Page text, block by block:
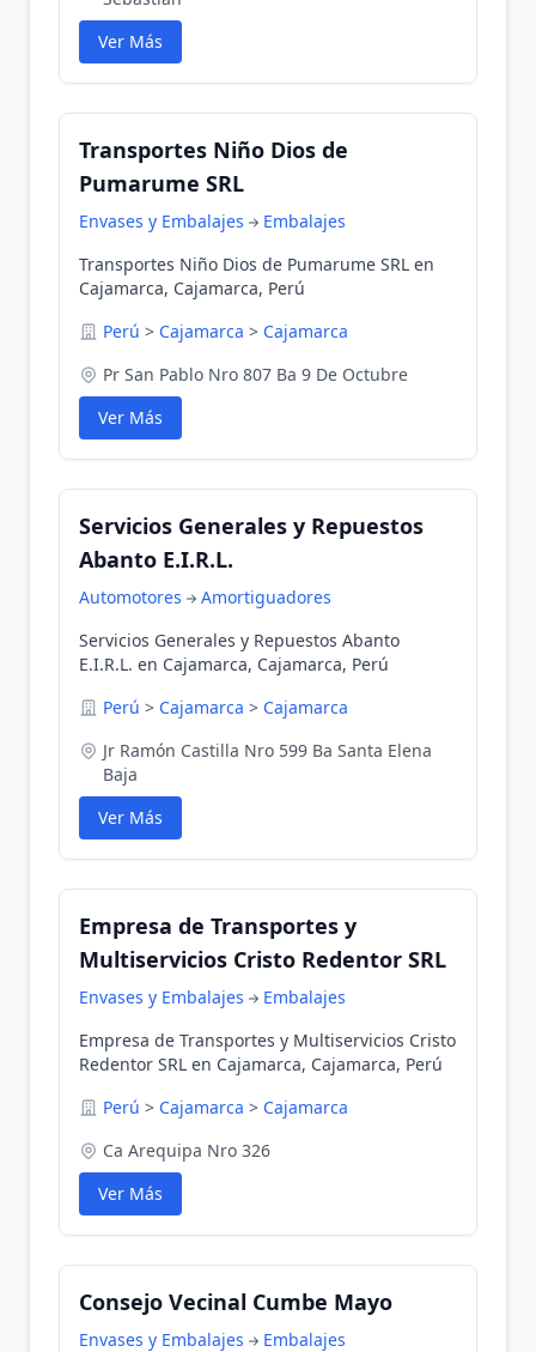
Ver Más
Transportes Niño Dios de
Pumarume SRL
Envases y Embalajes
Embalajes
Transportes Niño Dios de Pumarume SRL en
Cajamarca, Cajamarca, Perú
Perú > Cajamarca > Cajamarca
Pr San Pablo Nro 807 Ba 9 De Octubre
Ver Más
Servicios Generales y Repuestos
Abanto E.I.R.L.
Automotores
Amortiguadores
Servicios Generales y Repuestos Abanto
E.I.R.L. en Cajamarca, Cajamarca, Perú
Perú > Cajamarca > Cajamarca
Jr Ramón Castilla Nro 599 Ba Santa Elena
Baja
Ver Más
Empresa de Transportes y
Multiservicios Cristo Redentor SRL
Envases y Embalajes
Embalajes
Empresa de Transportes y Multiservicios Cristo
Redentor SRL en Cajamarca, Cajamarca, Perú
Perú > Cajamarca > Cajamarca
Ca Arequipa Nro 326
Ver Más
Consejo Vecinal Cumbe Mayo
Envases y Embalajes
Embalajes